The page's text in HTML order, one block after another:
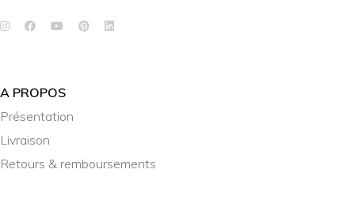
A PROPOS
Présentation
Livraison
Retours & remboursements